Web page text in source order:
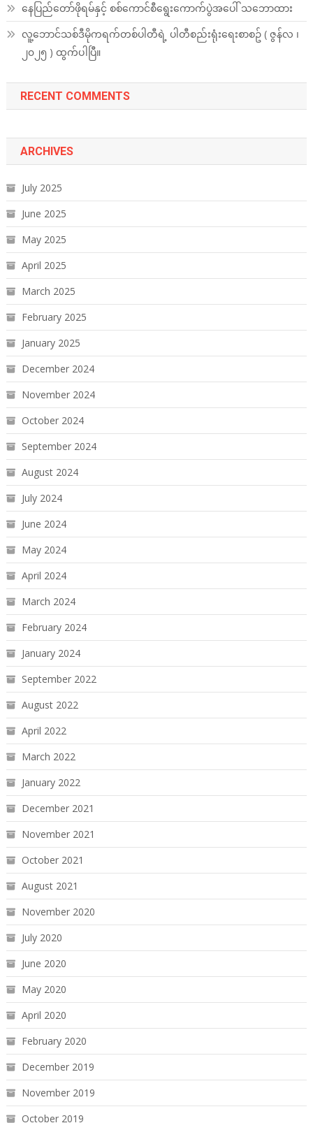
နေပြည်တော်ဖိုရမ်နှင့် စစ်ကောင်စီရွေးကောက်ပွဲအပေါ် သဘောထား
လူ့ဘောင်သစ်ဒီမိုကရက်တစ်ပါတီရဲ့ ပါတီစည်းရုံးရေးစာစဥ် ( ဇွန်လ ၊
၂၀၂၅ ) ထွက်ပါပြီ။
RECENT COMMENTS
ARCHIVES
July 2025
June 2025
May 2025
April 2025
March 2025
February 2025
January 2025
December 2024
November 2024
October 2024
September 2024
August 2024
July 2024
June 2024
May 2024
April 2024
March 2024
February 2024
January 2024
September 2022
August 2022
April 2022
March 2022
January 2022
December 2021
November 2021
October 2021
August 2021
November 2020
July 2020
June 2020
May 2020
April 2020
February 2020
December 2019
November 2019
October 2019